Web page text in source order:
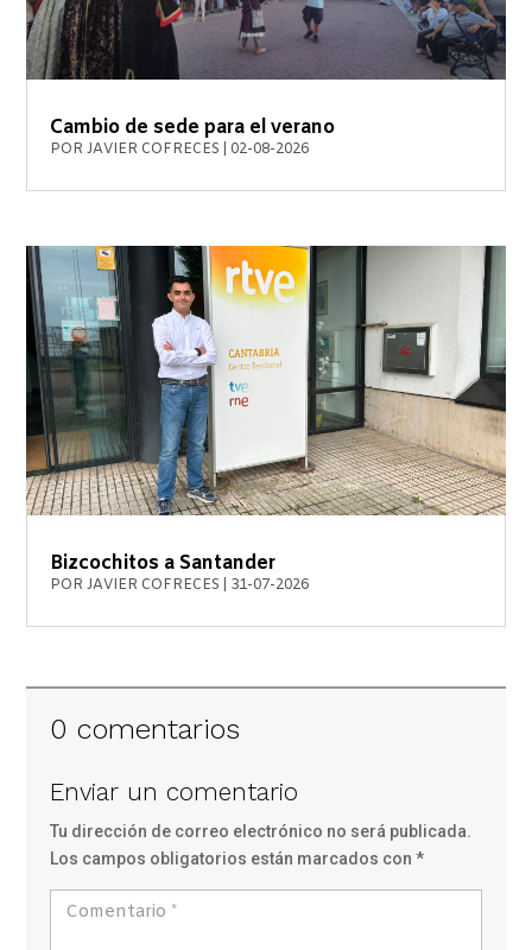
Cambio de sede para el verano
PORJAVIER COFRECES 02-08-2026
Bizcochitos a Santander
PORJAVIER COFRECES 31-07-2026
0 comentarios
Enviar un comentario
Tu dirección de correo electrónico no será publicada.
Los campos obligatorios están marcados con*